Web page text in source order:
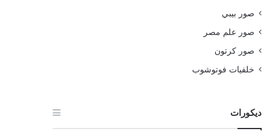
صور بيبي
صور علم مصر
صور كرتون
خلفيات فوتوشوب
ديكورات